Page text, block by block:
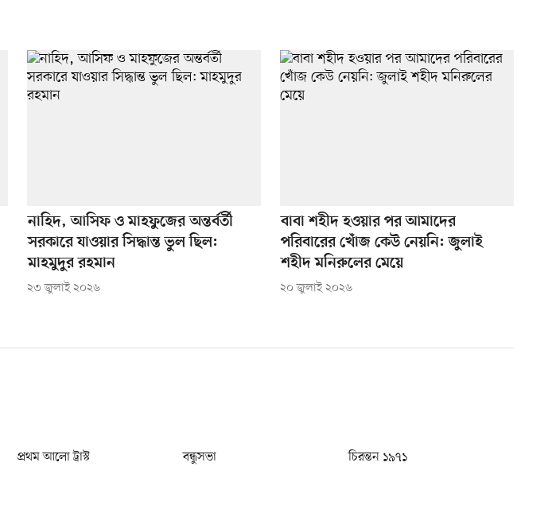
নাহিদ, আসিফ ও মাহফুজের অন্তর্বর্তী
সরকারে যাওয়ার সিদ্ধান্ত ভুল ছিল:
মাহমুদুর রহমান
২৩ জুলাই ২০২৬
বাবা শহীদ হওয়ার পর আমাদের
পরিবারের খোঁজ কেউ নেয়নি: জুলাই
শহীদ মনিরুলের মেয়ে
২০ জুলাই ২০২৬
প্রথম আলো ট্রাস্ট বন্ধুসভা
চিরন্তন ১৯৭১